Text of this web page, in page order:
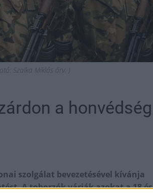
Szalka Miklós őrv. )
a honvédség
szolgálat bevezetésével kívánja
A toborzók várják azokat a 18 és